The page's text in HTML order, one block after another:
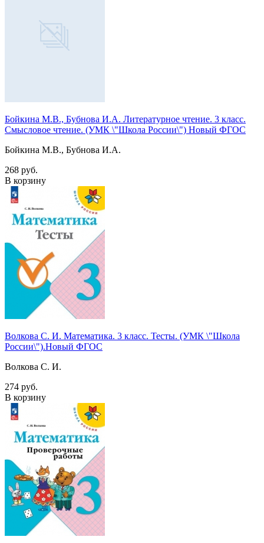
Бойкина М.В., Бубнова И.А. Литературное чтение. 3 класс.
Смысловое чтение. (УМК \"Школа России\") Новый ФГОС
Бойкина М.В., Бубнова И.А.
268 руб.
В корзину
Волкова С. И. Математика. 3 класс. Тесты. (УМК \"Школа
России\").Новый ФГОС
Волкова С. И.
274 руб.
В корзину